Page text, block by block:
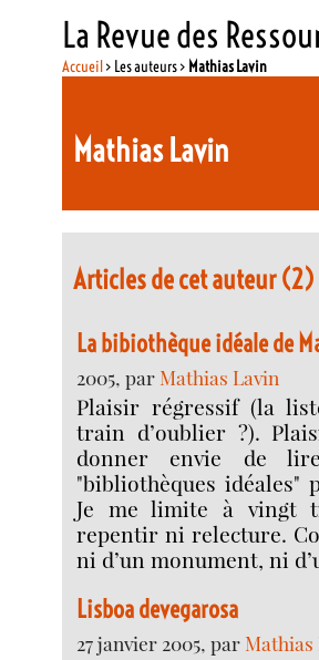
La Revue des
Accueil> Les auteurs > Mathias Lavin
Mathias Lavin
Articles de cet auteur (2)
La bibiothèque idéale de
2005, parMathias Lavin
Plaisir régressif (la
train d’oublier ?).
donner envie de
"bibliothèques idéales"
Je me limite à vingt
repentir ni relecture.
ni d’un monument, ni
Lisboa devegarosa
27 janvier 2005, parMathias